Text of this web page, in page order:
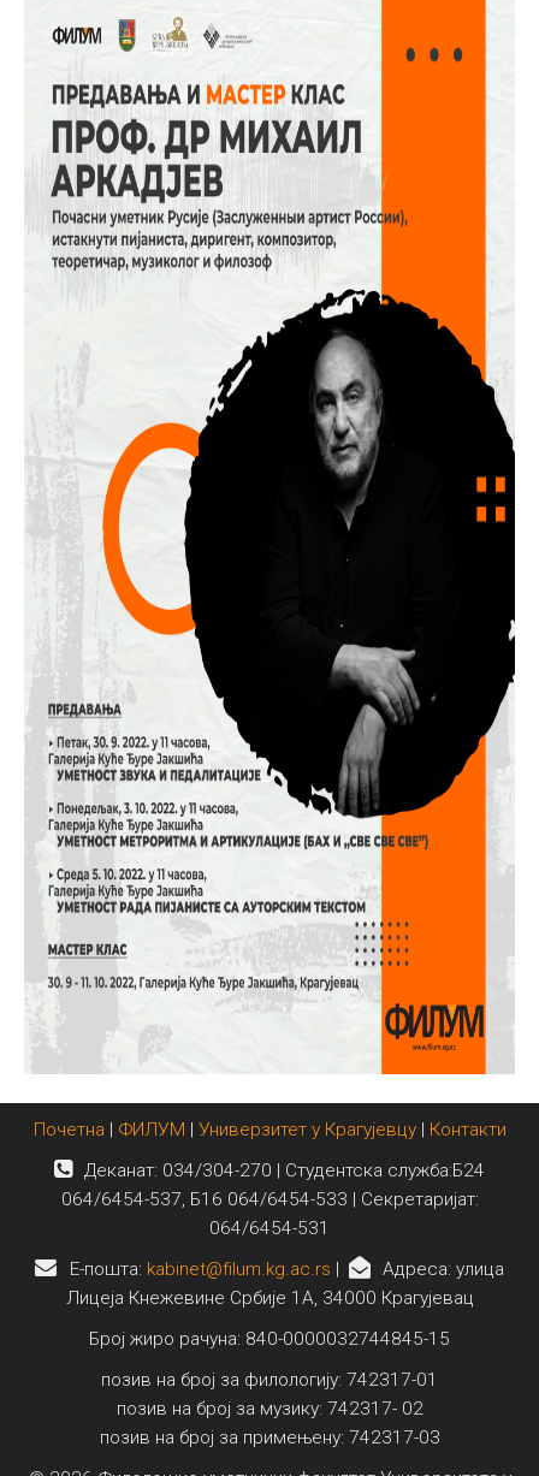
Почетна | ФИЛУМ | Универзитет у Крагујевцу| Контакти
Деканат: 034/304-270 | Студентска служба:Б24
064/6454-537, Б16 064/6454-533 | Секретаријат:
064/6454-531
E-пошта: kabinet@filum.kg.ac.rs |
Адреса: улица
Лицеја Кнежевине Србије 1А, 34000 Крагујевац
Број жиро рачуна: 840-0000032744845-15
позив на број за филологију: 742317-01
позив на број за музику: 742317- 02
позив на број за примењену: 742317-03